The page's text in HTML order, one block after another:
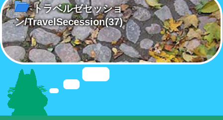
トラベルゼセッショ
ン/TravelSecession(37)